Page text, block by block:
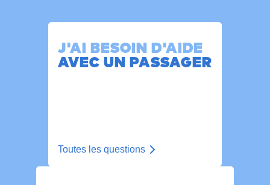
J'AI BESOIN D'AIDE
AVEC UN PASSAGER
Toutes les questions